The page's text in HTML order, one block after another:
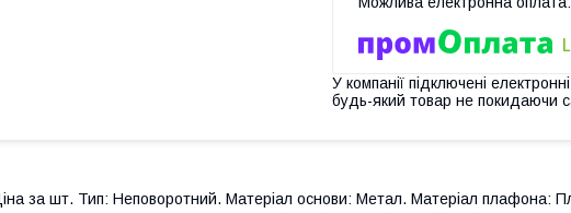
У компанії підключені
будь-який товар не покидаючи
за шт. Тип: Неповоротний. Матеріал основи: Метал. Матеріал плафона: